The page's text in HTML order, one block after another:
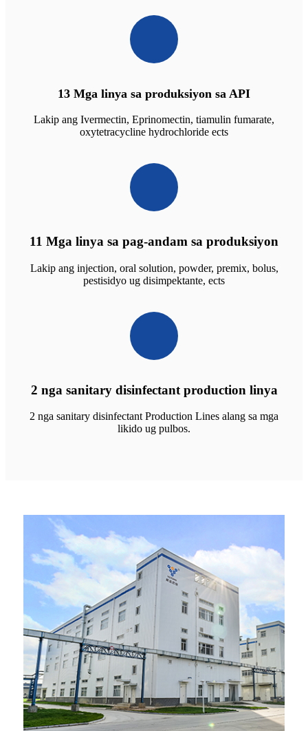
13 Mga linya sa produksiyon sa API
Lakip ang Ivermectin, Eprinomectin, tiamulin fumarate,
oxytetracycline hydrochloride ects
11 Mga linya sa pag-andam sa produksiyon
Lakip ang injection, oral solution, powder, premix, bolus,
pestisidyo ug disimpektante, ects
2 nga sanitary disinfectant production linya
2 nga sanitary disinfectant Production Lines alang sa mga
likido ug pulbos.